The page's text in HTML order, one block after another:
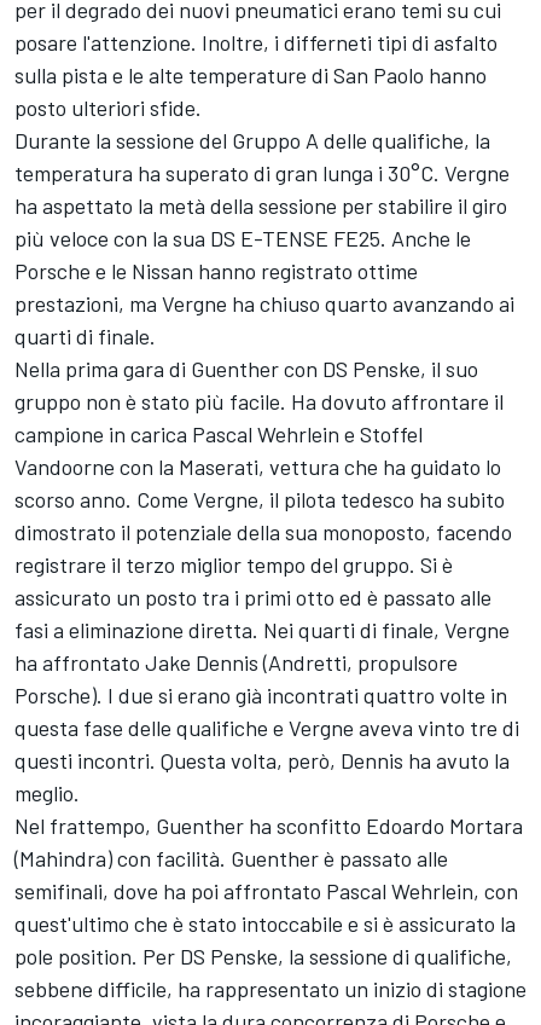
per il degrado dei nuovi pneumatici erano temi su cui
posare l'attenzione. Inoltre, i differneti tipi di asfalto
sulla pista e le alte temperature di San Paolo hanno
posto ulteriori sfide.
Durante la sessione del Gruppo A delle qualifiche, la
temperatura ha superato di gran lunga i 30°C. Vergne
ha aspettato la metà della sessione per stabilire il giro
più veloce con la sua DS E-TENSE FE25. Anche le
Porsche e le Nissan hanno registrato ottime
prestazioni, ma Vergne ha chiuso quarto avanzando ai
quarti di finale.
Nella prima gara di Guenther con DS Penske, il suo
gruppo non è stato più facile. Ha dovuto affrontare il
campione in carica Pascal Wehrlein e Stoffel
Vandoorne con la Maserati, vettura che ha guidato lo
scorso anno. Come Vergne, il pilota tedesco ha subito
dimostrato il potenziale della sua monoposto, facendo
registrare il terzo miglior tempo del gruppo. Si è
assicurato un posto tra i primi otto ed è passato alle
fasi a eliminazione diretta. Nei quarti di finale, Vergne
ha affrontato Jake Dennis(Andretti, propulsore
Porsche). I due si erano già incontrati quattro volte in
questa fase delle qualifiche e Vergne aveva vinto tre di
questi incontri. Questa volta, però, Dennis ha avuto la
meglio.
Nel frattempo, Guenther ha sconfitto Edoardo Mortara
(Mahindra) con facilità. Guenther è passato alle
semifinali, dove ha poi affrontato Pascal Wehrlein, con
quest'ultimo che è stato intoccabile e si è assicurato la
pole position. Per DS Penske, la sessione di qualifiche,
sebbene difficile, ha rappresentato un inizio di stagione